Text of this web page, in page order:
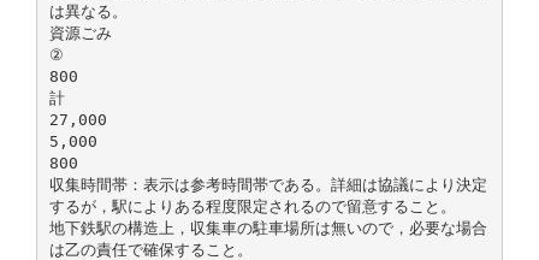
は異なる。
資源ごみ
②
800
計
27,000
5,000
800
収集時間帯：表示は参考時間帯である。詳細は協議により決定
するが，駅によりある程度限定されるので留意すること。
地下鉄駅の構造上，収集車の駐車場所は無いので，必要な場合
は乙の責任で確保すること。